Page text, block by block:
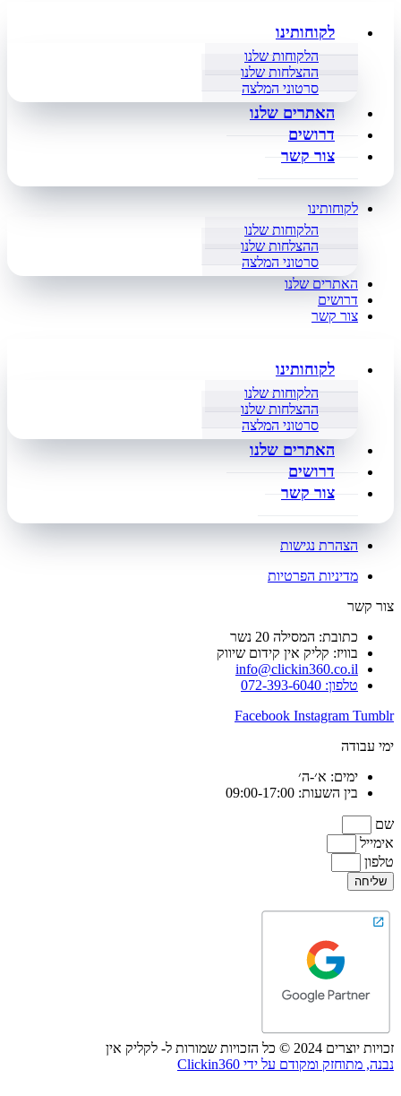
לקוחותינו
הלקוחות שלנו
ההצלחות שלנו
סרטוני המלצה
האתרים שלנו
דרושים
צור קשר
לקוחותינו
הלקוחות שלנו
ההצלחות שלנו
סרטוני המלצה
האתרים שלנו
דרושים
צור קשר
לקוחותינו
הלקוחות שלנו
ההצלחות שלנו
סרטוני המלצה
האתרים שלנו
דרושים
צור קשר
הצהרת נגישות
מדיניות הפרטיות
צור קשר
כתובת: המסילה 20 נשר
בוויז: קליק אין קידום שיווק
info@clickin360.co.il
טלפון: 072-393-6040
Facebook Instagram Tumblr
ימי עבודה
ימים: א׳-ה׳
בין השעות: 09:00-17:00
שם
אימייל
טלפון
שליחה
זכויות יוצרים 2024 © כל הזכויות שמורות ל- לקליק אין
נבנה, מתוחזק ומקודם על ידי Clickin360